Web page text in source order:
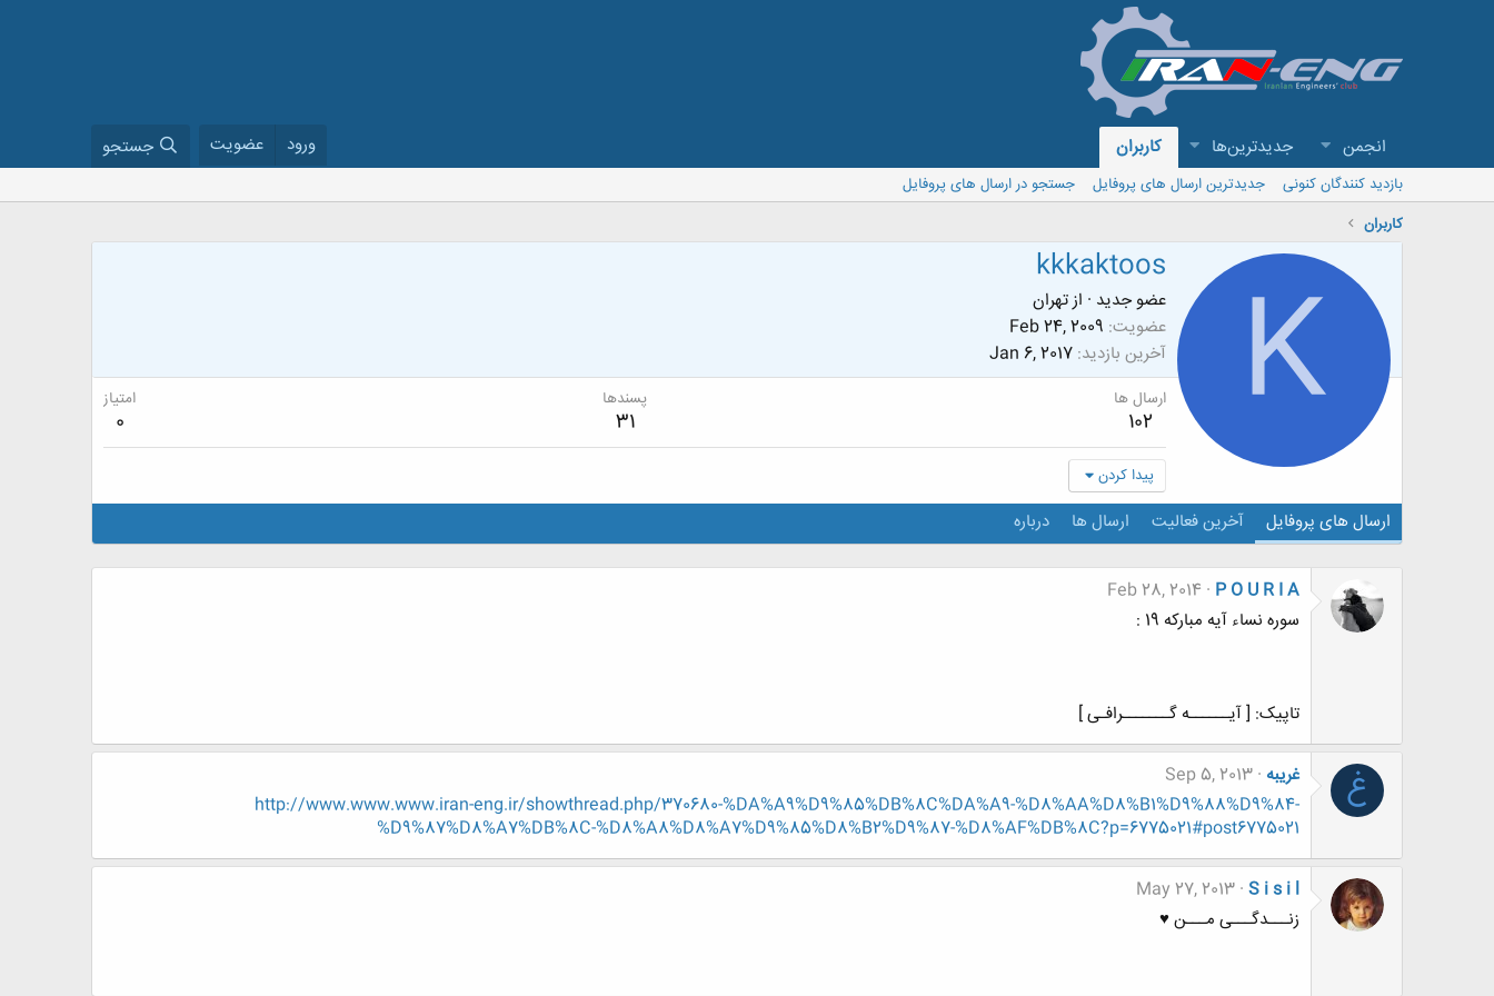
انجمن جدیدترین‌ها کاربران ورود عضویت جستجو
بازدید کنندگان کنونی جدیدترین ارسال های پروفایل
جستجو در ارسال های پروفایل
کاربران
K
kkkaktoos
عضو جدید · ازتهران
عضویت Feb 24, 2009
آخرین بازدید Jan 6, 2017
ارسال ها
102
پسندها
31
امتیاز
0
پیدا کردن
ارسال های پروفایل آخرین فعالیت ارسال ها درباره
P O U R I A
Feb 28, 2014
سوره نساء آیه مبارکه 19 :
تاپیک: [ آیــــــه گـــــــرافـی ]
غ غریبه Sep 5, 2013
http://www.www.www.iran-eng.ir/showthread.php/370680-%DA%A9%D9%85%DB%8C%DA%A9-%D8%AA%D8%B1%D9%88%D9%84-
%D9%87%D8%A7%DB%8C-%D8%A8%D8%A7%D9%85%D8%B2%D9%87-%D8%AF%DB%8C?p=6775021#post6775021
S i s i l
May 27, 2013
زنـــدگـــی مـــن ♥